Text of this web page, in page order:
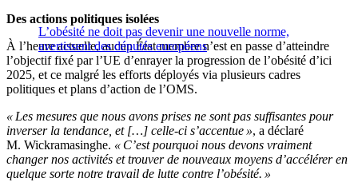
L’obésité ne doit pas devenir une nouvelle norme,
avertissent des députés européens
Des actions politiques isolées
À l’heure actuelle, aucun État membre n’est en passe d’atteindre
l’objectif fixé par l’UE d’enrayer la progression de l’obésité d’ici
2025, et ce malgré les efforts déployés via plusieurs cadres
politiques et plans d’action de l’OMS.
« Les mesures que nous avons prises ne sont pas suffisantes pour
inverser la tendance, et […] celle-ci s’accentue », a déclaré
M. Wickramasinghe. « C’est pourquoi nous devons vraiment
changer nos activités et trouver de nouveaux moyens d’accélérer en
quelque sorte notre travail de lutte contre l’obésité. »